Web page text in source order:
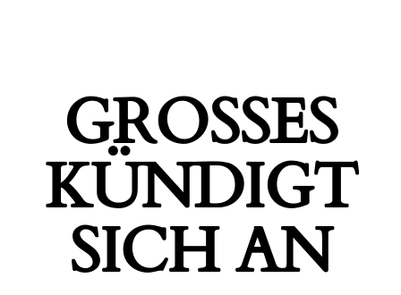
GROSSES K
ÜNDIGT S
ICH AN